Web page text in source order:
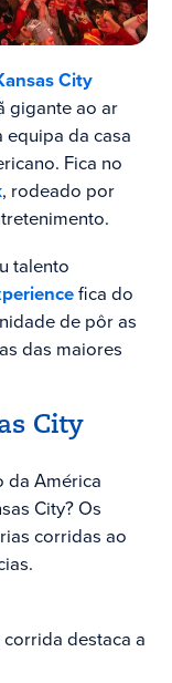
City
gigante ao ar
da casa
Fica no
, rodeado por
talento
fica do
de pôr as
das maiores
City
da América
City? Os
corridas ao
destaca a